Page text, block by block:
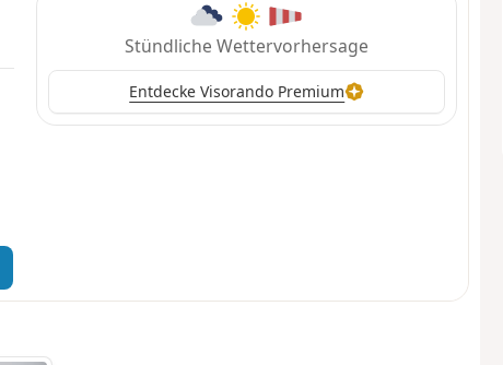
Stündliche Wettervorhersage
Entdecke Visorando Premium